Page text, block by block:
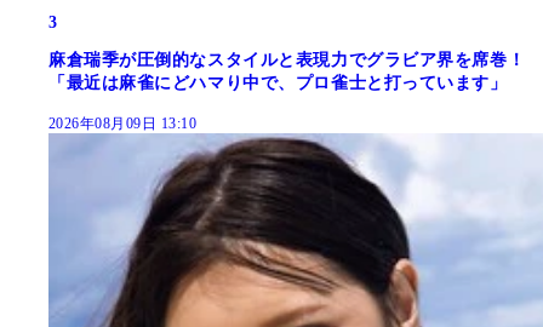
3
麻倉瑞季が圧倒的なスタイルと表現力でグラビア界を席巻！
「最近は麻雀にどハマり中で、プロ雀士と打っています」
2026年08月09日 13:10